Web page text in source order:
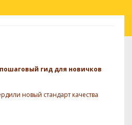
гид для новичков
новый стандарт качества